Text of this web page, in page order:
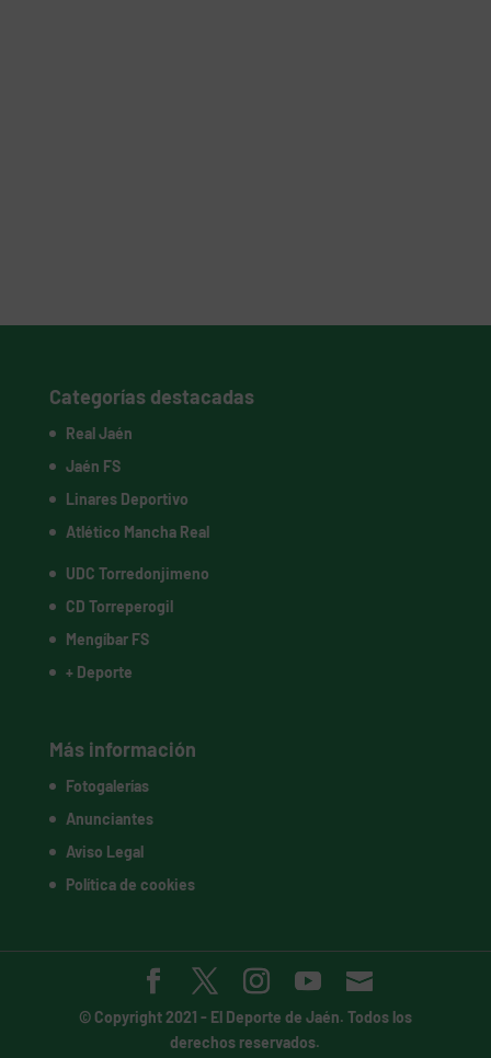
Categorías destacadas
Real Jaén
Jaén FS
Linares Deportivo
Atlético Mancha Real
UDC Torredonjimeno
CD Torreperogil
Mengíbar FS
+ Deporte
Más información
Fotogalerías
Anunciantes
Aviso Legal
Política de cookies
© Copyright 2021 - El Deporte de Jaén. Todos los
derechos reservados.